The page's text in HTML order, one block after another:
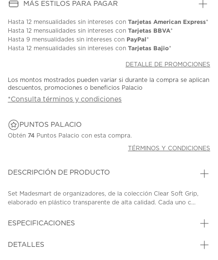
MÁS ESTILOS PARA PAGAR
Hasta 12 mensualidades sin intereses con Tarjetas American Express*
Hasta 12 mensualidades sin intereses con Tarjetas BBVA*
Hasta 9 mensualidades sin intereses con PayPal*
Hasta 12 mensualidades sin intereses con Tarjetas Bajio*
DETALLE DE PROMOCIONES
Los montos mostrados pueden variar si durante la compra se aplican
descuentos, promociones o beneficios Palacio
*Consulta términos y condiciones
PUNTOS PALACIO
Obtén 74 Puntos Palacio con esta compra.
TÉRMINOS Y CONDICIONES
DESCRIPCIÓN DE PRODUCTO
Set Madesmart de organizadores, de la colección Clear Soft Grip,
elaborado en plástico transparente de alta calidad. Cada uno c...
ESPECIFICACIONES
DETALLES